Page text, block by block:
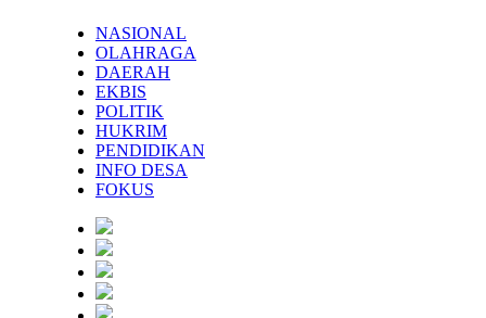
NASIONAL
OLAHRAGA
DAERAH
EKBIS
POLITIK
HUKRIM
PENDIDIKAN
INFO DESA
FOKUS